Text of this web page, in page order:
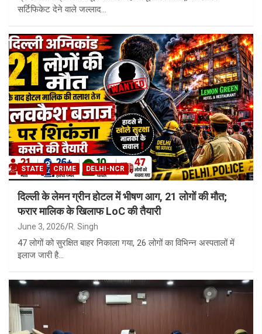
सर्टिफिकेट देने वाले जल्लाद…
STATE CRIME DELHI-NCR
दिल्ली के लेमन ग्रीन होटल में भीषण आग, 21 लोगों की मौत;
फरार मालिक के खिलाफ LoC की तैयारी
June 3, 2026 R. Singh
47 लोगों को सुरक्षित बाहर निकाला गया, 26 लोगों का विभिन्न अस्पतालों में
इलाज जारी है…